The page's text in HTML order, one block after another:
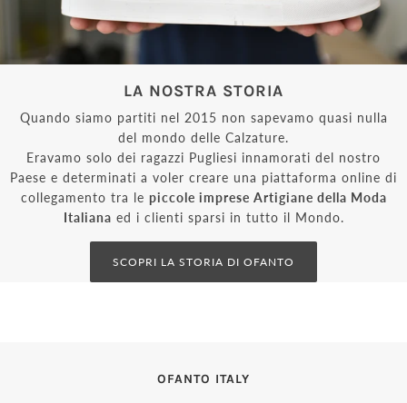
LA NOSTRA STORIA
Quando siamo partiti nel 2015 non sapevamo quasi nulla
del mondo delle Calzature.
Eravamo solo dei ragazzi Pugliesi innamorati del nostro
Paese e determinati a voler creare una piattaforma online di
collegamento tra le piccole imprese Artigiane della Moda
Italiana ed i clienti sparsi in tutto il Mondo.
SCOPRI LA STORIA DI OFANTO
OFANTO ITALY